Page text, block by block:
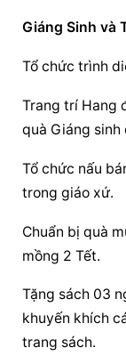
Giáng Sinh và
Tổ chức trình
Trang trí Hang
quà Giáng
Tổ chức nấu
trong giáo xứ.
Chuẩn bị quà
mồng 2 Tết.
Tặng sách 03
khuyến khích
trang sách.